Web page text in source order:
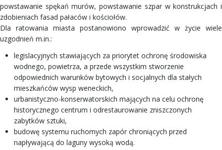
powstawanie spękań murów, powstawanie szpar w konstrukcjach i
zdobieniach fasad pałaców i kościołów.
Dla ratowania miasta postanowiono wprowadzić w życie wiele
uzgodnień m.in.:
legislacyjnych stawiających za priorytet ochronę środowiska
wodnego, powietrza, a przede wszystkim stworzenie
odpowiednich warunków bytowych i socjalnych dla stałych
mieszkańców wysp weneckich,
urbanistyczno-konserwatorskich mających na celu ochronę
historycznego centrum i odrestaurowanie zniszczonych
zabytków sztuki,
budowę systemu ruchomych zapór chroniących przed
napływającą do laguny wysoką wodą.